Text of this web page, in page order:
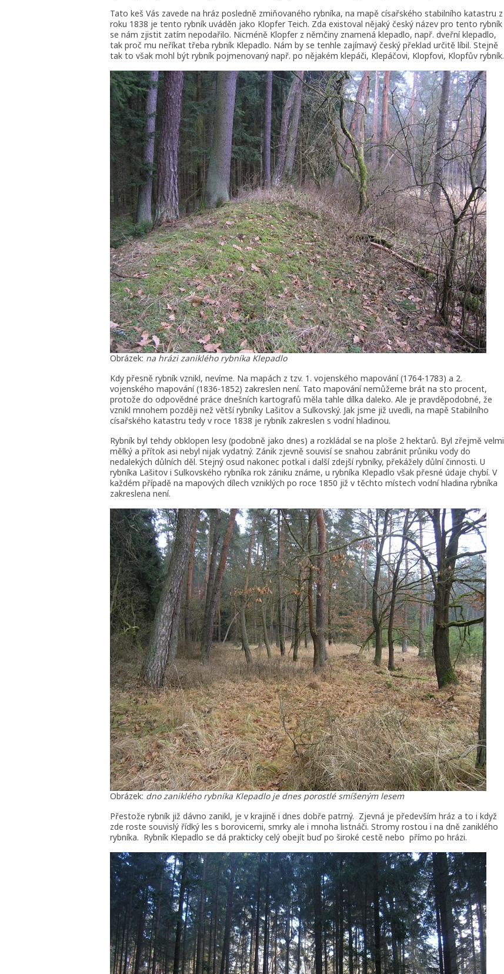
Tato keš Vás zavede na hráz posledně zmiňovaného rybníka, na mapě císařského stabilního katastru z
roku 1838 je tento rybník uváděn jako Klopfer Teich. Zda existoval nějaký český název pro tento rybník
se nám zjistit zatím nepodařilo. Nicméně Klopfer z němčiny znamená klepadlo, např. dveřní klepadlo,
tak proč mu neříkat třeba rybník Klepadlo. Nám by se tenhle zajímavý český překlad určitě líbil. Stejně
tak to však mohl být rybník pojmenovaný např. po nějakém klepáči, Klepáčovi, Klopfovi, Klopfův rybník.
Obrázek: na hrázi zaniklého rybníka Klepadlo
Kdy přesně rybník vznikl, nevíme. Na mapách z tzv. 1. vojenského mapování (1764-1783) a 2.
vojenského mapování (1836-1852) zakreslen není. Tato mapování nemůžeme brát na sto procent,
protože do odpovědné práce dnešních kartografů měla tahle dílka daleko. Ale je pravděpodobné, že
vznikl mnohem později než větší rybníky Lašitov a Sulkovský. Jak jsme již uvedli, na mapě Stabilního
císařského katastru tedy v roce 1838 je rybník zakreslen s vodní hladinou.
Rybník byl tehdy obklopen lesy (podobně jako dnes) a rozkládal se na ploše 2 hektarů. Byl zřejmě velmi
mělký a přítok asi nebyl nijak vydatný. Zánik zjevně souvisí se snahou zabránit průniku vody do
nedalekých důlních děl. Stejný osud nakonec potkal i další zdejší rybníky, překážely důlní činnosti. U
rybníka Lašitov i Sulkovského rybníka rok zániku známe, u rybníka Klepadlo však přesné údaje chybí. V
každém případě na mapových dílech vzniklých po roce 1850 již v těchto místech vodní hladina rybníka
zakreslena není.
Obrázek: dno zaniklého rybníka Klepadlo je dnes porostlé smíšeným lesem
Přestože rybník již dávno zanikl, je v krajině i dnes dobře patrný. Zjevná je především hráz a to i když
zde roste souvislý řídký les s borovicemi, smrky ale i mnoha listnáči. Stromy rostou i na dně zaniklého
rybníka. Rybník Klepadlo se dá prakticky celý obejít buď po široké cestě nebo přímo po hrázi.